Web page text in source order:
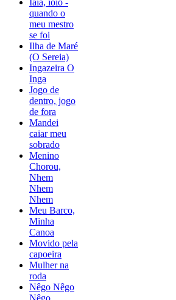
quando o
meu mestro
se foi
Ilha de Maré
(O Sereia)
Ingazeira O
Inga
Jogo de
dentro, jogo
de fora
Mandei
caiar meu
sobrado
Menino
Chorou,
Nhem
Nhem
Nhem
Meu Barco,
Minha
Canoa
Movido pela
capoeira
Mulher na
roda
Nêgo Nêgo
Nêgo